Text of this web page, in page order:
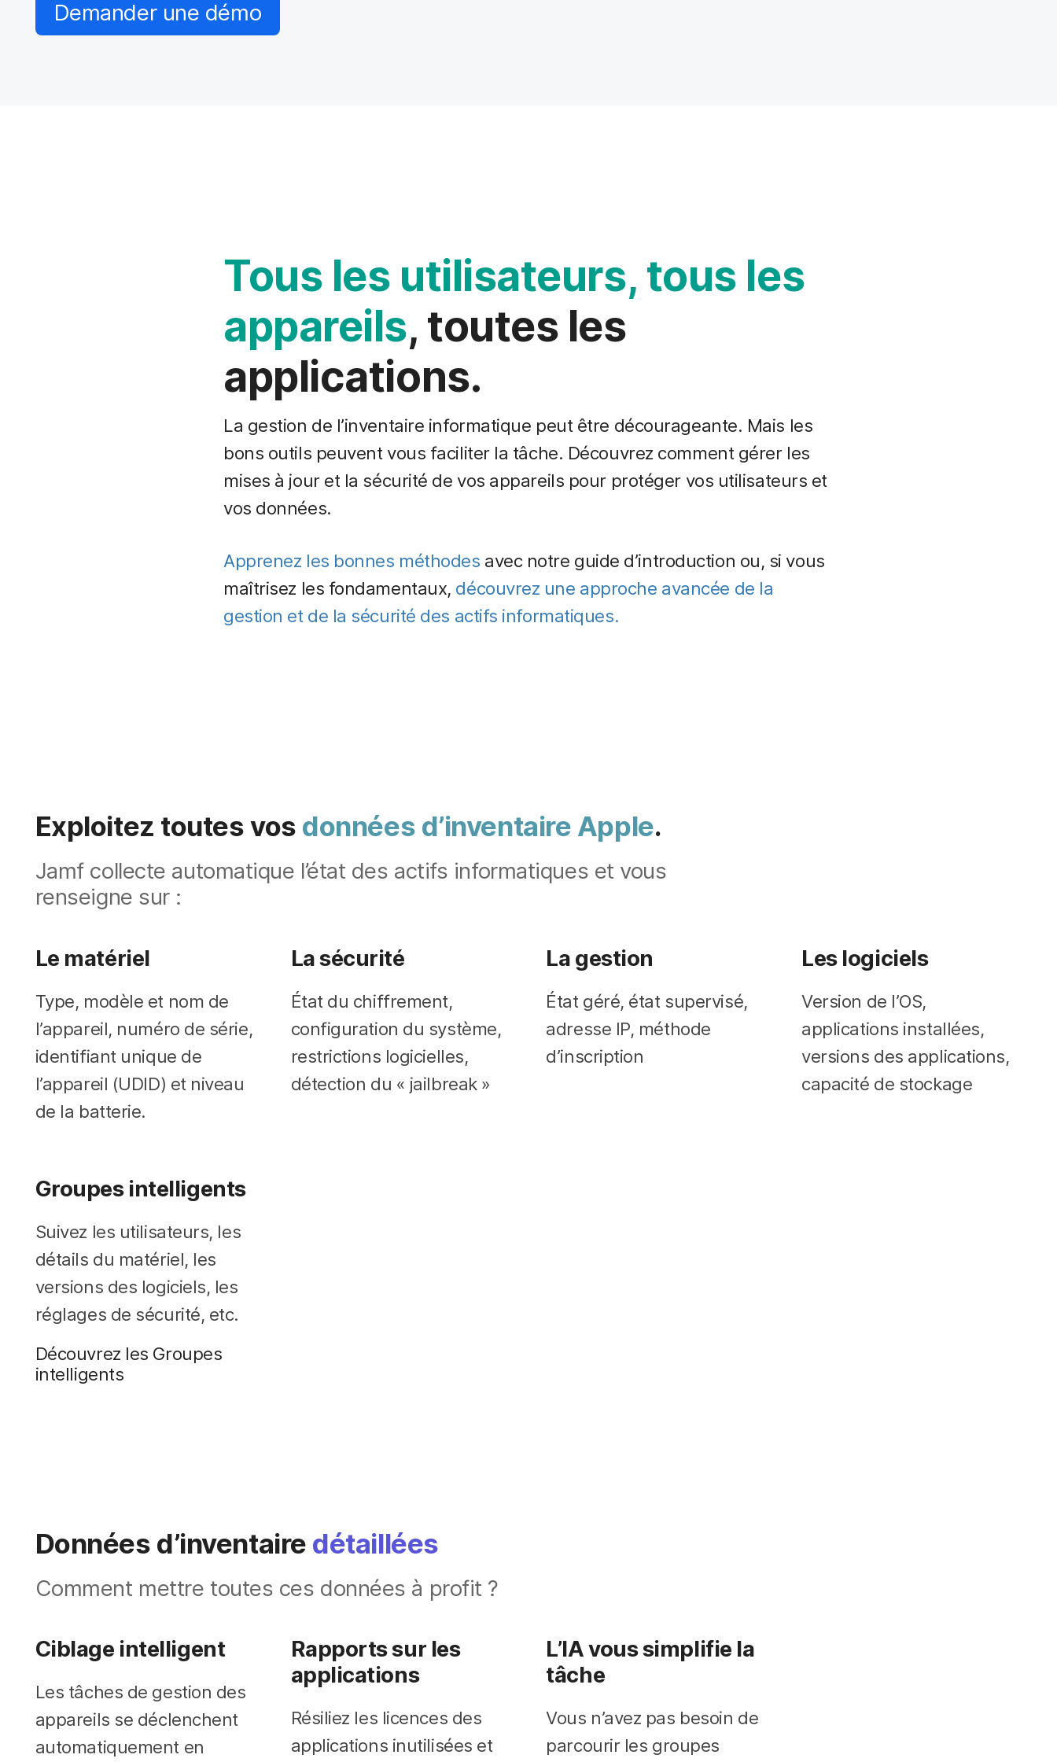
a
Demander une démo
Tous les utilisateurs, tous les
appareils, toutes les
applications.
La gestion de l’inventaire informatique peut être décourageante. Mais les
bons outils peuvent vous faciliter la tâche. Découvrez comment gérer les
mises à jour et la sécurité de vos appareils pour protéger vos utilisateurs et
vos données.
Apprenez les bonnes méthodes avec notre guide d’introduction ou, si vous
maîtrisez les fondamentaux, découvrez une approche avancée de la
gestion et de la sécurité des actifs informatiques.
Exploitez toutes vos données d’inventaire Apple.
Jamf collecte automatique l’état des actifs informatiques et vous
renseigne sur :
Le matériel
Type, modèle et nom de
l’appareil, numéro de série,
identifiant unique de
l’appareil (UDID) et niveau
de la batterie.
La sécurité
État du chiffrement,
configuration du système,
restrictions logicielles,
détection du « jailbreak »
La gestion
État géré, état supervisé,
adresse IP, méthode
d’inscription
Les logiciels
Version de l’OS,
applications installées,
versions des applications,
capacité de stockage
Groupes intelligents
Suivez les utilisateurs, les
détails du matériel, les
versions des logiciels, les
réglages de sécurité, etc.
Découvrez les Groupes
intelligents
Données d’inventaire détaillées
Comment mettre toutes ces données à profit ?
Ciblage intelligent
Les tâches de gestion des
appareils se déclenchent
automatiquement en
Rapports sur les
applications
Résiliez les licences des
applications inutilisées et
L’IA vous simplifie la
tâche
Vous n’avez pas besoin de
parcourir les groupes